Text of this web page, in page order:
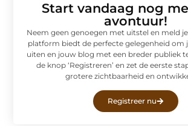
Start vandaag nog
avontuur!
Neem geen genoegen met uitstel en meld
platform biedt de perfecte gelegenheid om
uiten en jouw blog met een breder publiek
de knop ‘Registreren’ en zet de eerste
grotere zichtbaarheid en
Registreer nu